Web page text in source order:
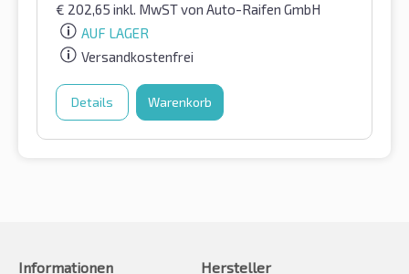
€ 202,65 inkl. MwSTvon Auto-Raifen GmbH
AUF LAGER
Versandkostenfrei
Details Warenkorb
Informationen
Hersteller